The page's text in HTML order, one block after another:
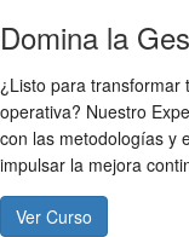
Domina la
¿Listo para transformar
operativa? Nuestro
con las metodologías y
impulsar la mejora
Ver Curso